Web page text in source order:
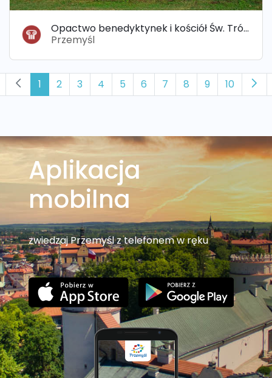
Opactwo benedyktynek i kościół Św. Trójcy
Przemyśl
1 2 3 4 5 6 7 8 9 10
Aplikacja
mobilna
zwiedzaj Przemyśl z telefonem w ręku